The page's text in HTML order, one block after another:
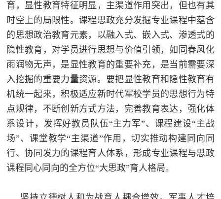
育，显性教育特征明显，主渠道作用突出，但也有其
时空上的局限性。课程思政充分发掘专业课程中蕴含
的思想政治教育元素，以融入式、嵌入式、渗透式的
隐性教育，对学员进行思想与价值引领，如同春风化
雨润物无声，是显性教育的重要补充，是当前需要深
入挖掘的重要力量资源。要把显性教育和隐性教育有
机统一起来，积极适应新时代军校学员的思想行为特
点规律，不断创新方式方法，完善教育表达，强化体
系设计，发挥好教员队伍“主力军”、课程建设“主战
场”、课堂教学“主渠道”作用，切实推动构建同向同
行、协同发力的课程育人体系，形成专业课程与思政
课程同心同向的全方位“大思政”育人格局。